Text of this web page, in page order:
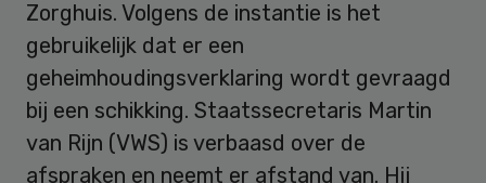
Zorghuis. Volgens de instantie is het
gebruikelijk dat er een
geheimhoudingsverklaring wordt gevraagd
bij een schikking. Staatssecretaris Martin
van Rijn (VWS) is verbaasd over de
afspraken en neemt er afstand van. Hij